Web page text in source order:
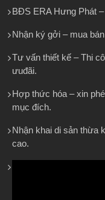
BĐS ERA Hưng Phát
Nhận ký gởi – mua
Tư vấn thiết kế – Thi
ưuđãi.
Hợp thức hóa – xin
mục đích.
Nhận khai di sản thừa
cao.